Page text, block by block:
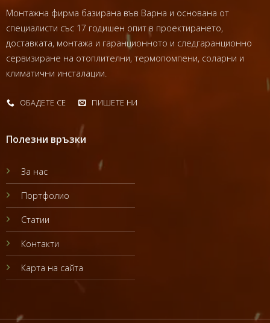
Монтажна фирма базирана във Варна и основана от
специалисти със 17 годишен опит в проектирането,
доставката, монтажа и гаранционното и следгаранционно
сервизиране на отоплителни, термопомпени, соларни и
климатични инсталации.
ОБАДЕТЕ СЕ ПИШЕТЕ НИ
Полезни връзки
За нас
Портфолио
Статии
Контакти
Карта на сайта